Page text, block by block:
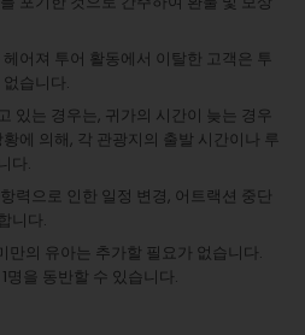
어져 투어 활동에서 이탈한 고객은 투
습니다.
있는 경우는, 귀가의 시간이 늦는 경우
에 의해, 각 관광지의 출발 시간이나 루
다.
력으로 인한 일정 변경, 어트랙션 중단
니다.
만의 유아는 추가할 필요가 없습니다.
명을 동반할 수 있습니다.